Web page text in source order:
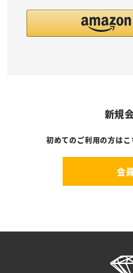
新規
初めてのご利用の方はこ
会